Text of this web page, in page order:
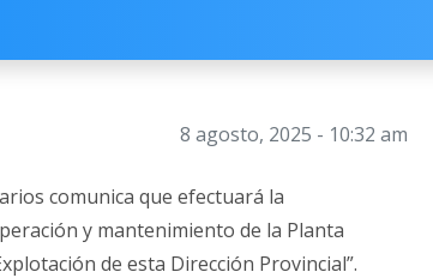
8 agosto, 2025 - 10:32 am
comunica que efectuará la
y mantenimiento de la Planta
de esta Dirección Provincial”.